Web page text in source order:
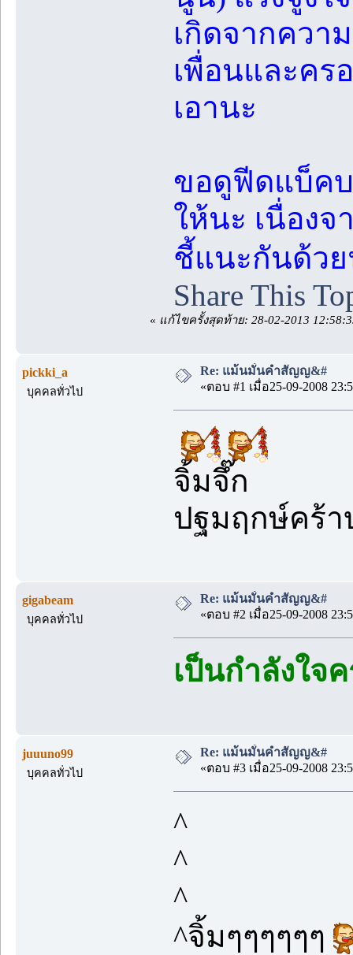
เกิดจากควา
เพื่อนและคร
เอานะ
ขอดูฟีดแบ็คบ
ให้นะ เนื่องจ
ชี้แนะกันด้ว
Share This
« แก้ไขครั้งสุดท้าย: 28-02-2013
pickki_a
บุคคลทั่วไป
Re: แม้นมั่นคำสัญญ&#
«ตอบ #1 เมื่อ25-09-2008
จิ้มจึ๊ก
ปฐมฤกษ์คร้า
gigabeam
บุคคลทั่วไป
Re: แม้นมั่นคำสัญญ&#
«ตอบ #2 เมื่อ25-09-2008
เป็นกำลังใจ
juuuno99
บุคคลทั่วไป
Re: แม้นมั่นคำสัญญ&#
«ตอบ #3 เมื่อ25-09-2008
^
^
^
^จิ้มๆๆๆๆๆๆ